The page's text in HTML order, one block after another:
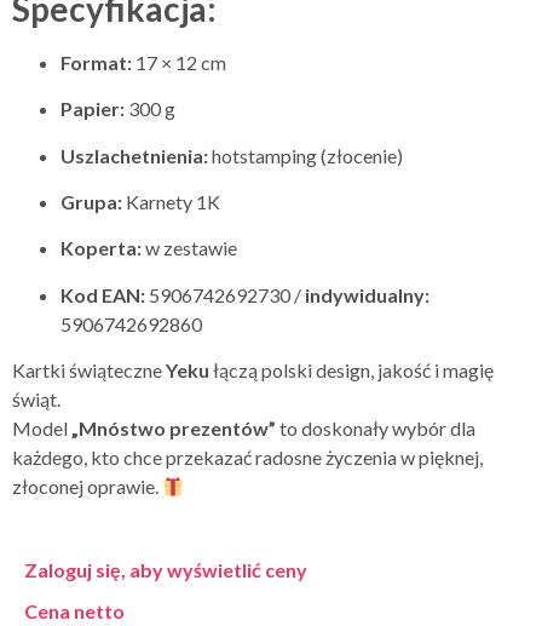
Format: 17 × 12 cm
Papier: 300 g
Uszlachetnienia:hotstamping (złocenie)
Grupa: Karnety 1K
Koperta:w zestawie
Kod EAN: 5906742692730 / indywidualny:
5906742692860
Kartki świąteczneYeku łączą polski design, jakość i magię
świąt.
Model„Mnóstwo prezentów” to doskonały wybór dla
każdego, kto chce przekazać radosne życzenia w pięknej,
złoconej oprawie.
Zaloguj się, aby wyświetlić ceny
Cena netto